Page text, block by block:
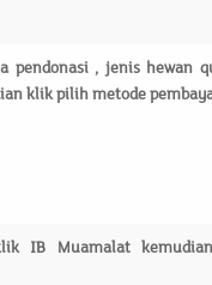
pendonasi , jenis hewan
klik pilih metode
IB Muamalat